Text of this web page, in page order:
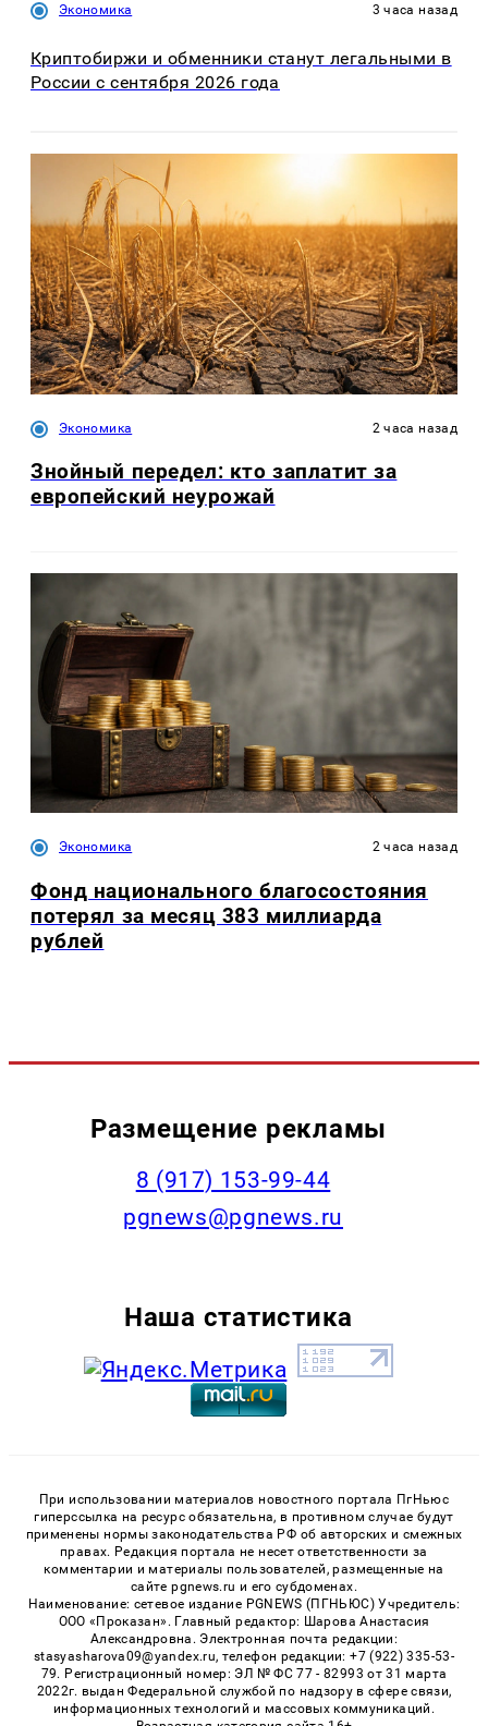
Экономика 3 часа назад
Криптобиржи и обменники станут легальными в
России с сентября 2026 года
Экономика 2 часа назад
Знойный передел: кто заплатит за
европейский неурожай
Экономика 2 часа назад
Фонд национального благосостояния
потерял за месяц 383 миллиарда
рублей
Размещение рекламы
‭8 (917) 153-99-44
pgnews@pgnews.ru
Наша статистика
При использовании материалов новостного портала ПгНьюс
гиперссылка на ресурс обязательна, в противном случае будут
применены нормы законодательства РФ об авторских и смежных
правах. Редакция портала не несет ответственности за
комментарии и материалы пользователей, размещенные на
сайте pgnews.ru и его субдоменах.
Наименование: сетевое издание PGNEWS (ПГНЬЮС) Учредитель:
ООО «Проказан». Главный редактор: Шарова Анастасия
Александровна. Электронная почта редакции:
stasyasharova09@yandex.ru, телефон редакции: +7 (922) 335-53-
79. Регистрационный номер: ЭЛ № ФС 77 - 82993 от 31 марта
2022г. выдан Федеральной службой по надзору в сфере связи,
информационных технологий и массовых коммуникаций.